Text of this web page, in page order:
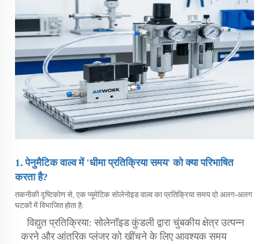
1. पेनुमैटिक वाल्व में 'धीमा प्रतिक्रिया समय' को क्या परिभाषित
करता है?
तकनीकी दृष्टिकोण से, एक प्यूमेटिक सोलेनोइड वाल्वका प्रतिक्रिया समय दो अलग-अलग
घटकों में विभाजित होता है:
विद्युत प्रतिक्रिया: सोलेनॉइड कुंडली द्वारा चुंबकीय क्षेत्र उत्पन्न
करने और आंतरिक प्लंजर को खींचने के लिए आवश्यक समय